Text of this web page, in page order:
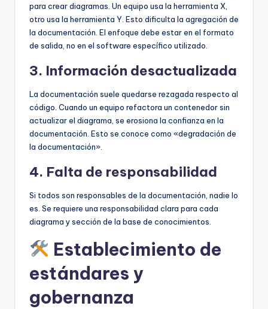
para crear diagramas. Un equipo usa la herramienta X,
otro usa la herramienta Y. Esto dificulta la agregación de
la documentación. El enfoque debe estar en el formato
de salida, no en el software específico utilizado.
3. Información desactualizada
La documentación suele quedarse rezagada respecto al
código. Cuando un equipo refactora un contenedor sin
actualizar el diagrama, se erosiona la confianza en la
documentación. Esto se conoce como «degradación de
la documentación».
4. Falta de responsabilidad
Si todos son responsables de la documentación, nadie lo
es. Se requiere una responsabilidad clara para cada
diagrama y sección de la base de conocimientos.
Establecimiento de
estándares y
gobernanza